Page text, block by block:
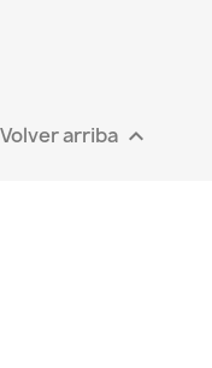
Volver arriba 